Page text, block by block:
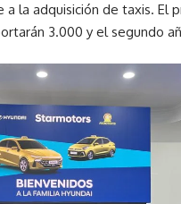
a la adquisición de taxis. El
3.000 y el segundo